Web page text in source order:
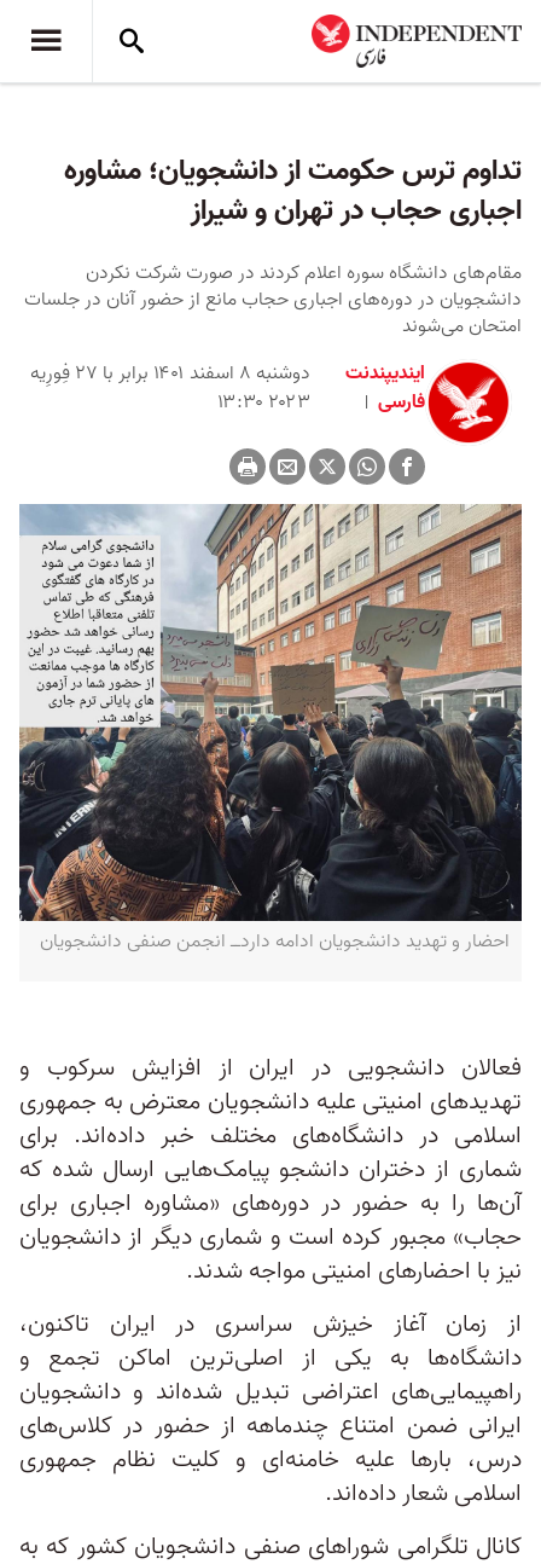
تداوم ترس حکومت از دانشجویان؛ مشاوره
اجباری حجاب در تهران و شیراز
مقام‌های دانشگاه سوره اعلام کردند در صورت شرکت نکردن
دانشجویان در دوره‌های اجباری حجاب مانع از حضور آنان در جلسات
امتحان می‌شوند
ایندیپندنت
فارسی
دوشنبه ۸ اسفند ۱۴۰۱ برابر با ۲۷ فِورِیه
۲۰۲۳ ۱۳:۳۰
احضار و تهدید دانشجویان ادامه داردــ انجمن صنفی دانشجویان
فعالان دانشجویی در ایران از افزایش سرکوب و
تهدیدهای امنیتی علیه دانشجویان معترض به جمهوری
اسلامی در دانشگاه‌های مختلف خبر داده‌اند. برای
شماری از دختران دانشجو پیامک‌هایی ارسال شده که
آن‌ها را به حضور در دوره‌های «مشاوره اجباری برای
حجاب» مجبور کرده است و شماری دیگر از دانشجویان
نیز با احضارهای امنیتی مواجه شدند.
از زمان آغاز خیزش سراسری در ایران تاکنون،
دانشگاه‌ها به یکی از اصلی‌ترین اماکن تجمع و
راهپیمایی‌های اعتراضی تبدیل شده‌اند و دانشجویان
ایرانی ضمن امتناع چندماهه از حضور در کلاس‌های
درس، بارها علیه خامنه‌ای و کلیت نظام جمهوری
اسلامی شعار داده‌اند.
کانال تلگرامی شوراهای صنفی دانشجویان کشور که به